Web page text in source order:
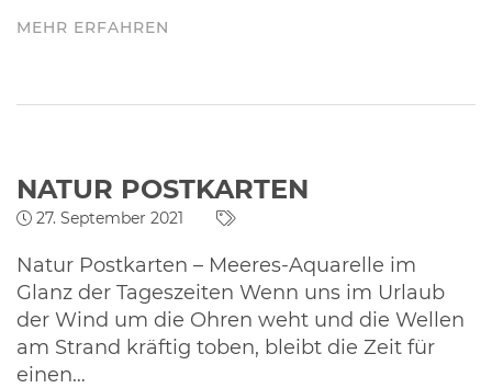
MEHR ERFAHREN
NATUR POSTKARTEN
27. September 2021
Natur Postkarten – Meeres-Aquarelle im
Glanz der Tageszeiten Wenn uns im Urlaub
der Wind um die Ohren weht und die Wellen
am Strand kräftig toben, bleibt die Zeit für
einen…